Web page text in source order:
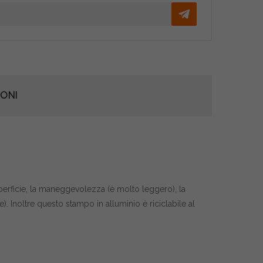
la maneggevolezza (è molto leggero), la
Inoltre questo stampo in alluminio è riciclabile al